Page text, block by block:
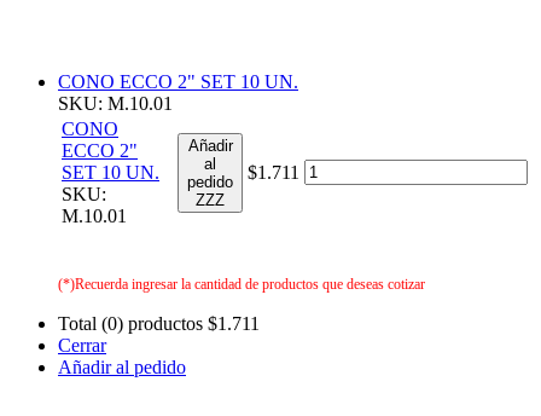
CONO ECCO 2" SET 10 UN.
SKU: M.10.01
CONO
ECCO 2"
SET 10 UN.
SKU:
M.10.01
Añadir
al
pedido
ZZZ
$1.711
(*)Recuerda ingresar la cantidad de productos que deseas cotizar
Total (0) productos $1.711
Cerrar
Añadir al pedido